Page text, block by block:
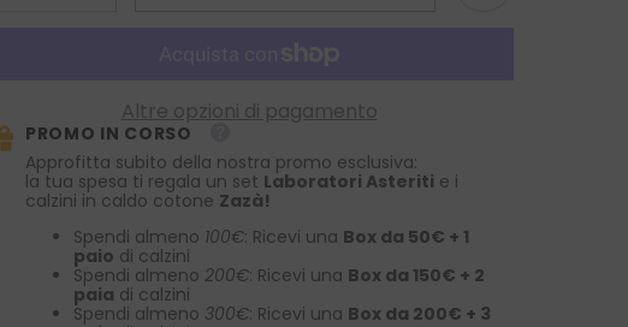
Madder
MIKONOS
seta
Madder
MIKONOS
Blu
Altre opzioni di pagamento
PROMO IN CORSO
Approfitta subito della nostra promo esclusiva:
la tua spesa ti regala un set Laboratori Asteriti e i
calzini in caldo cotone Zazà!
Spendi almeno 100€: Ricevi una Box da 50€ + 1
paio di calzini
Spendi almeno200€: Ricevi una Box da 150€ + 2
paia di calzini
Spendi almeno 300€: Ricevi una Box da 200€ + 3